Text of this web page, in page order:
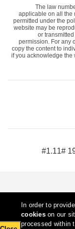
The law
applicable on all
permitted under the
website may be
or
permission. For
copy the content to
if you acknowledge
In order to
cookieson our
processed